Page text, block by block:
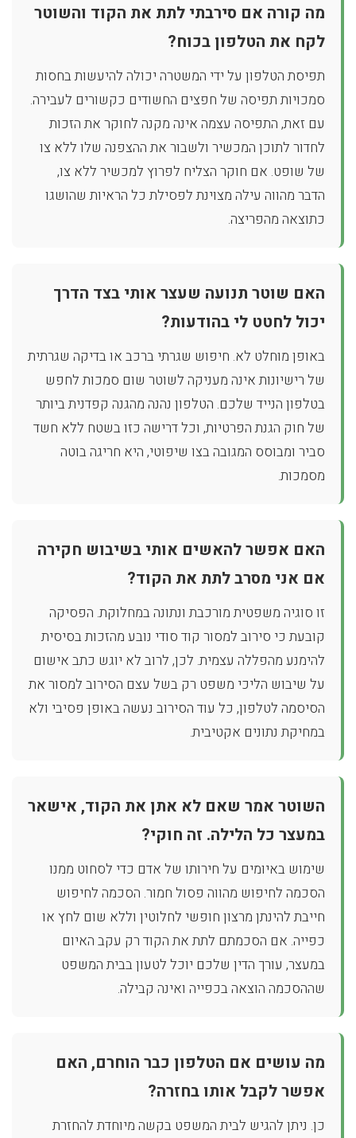
מה קורה אם סירבתי לתת את הקוד והשוטר
לקח את הטלפון בכוח?
תפיסת הטלפון על ידי המשטרה יכולה להיעשות בחסות
סמכויות תפיסה של חפצים החשודים כקשורים לעבירה.
עם זאת, התפיסה עצמה אינה מקנה לחוקר את הזכות
לחדור לתוכן המכשיר ולשבור את ההצפנה שלו ללא צו
של שופט. אם חוקר הצליח לפרוץ למכשיר ללא צו,
הדבר מהווה עילה מצוינת לפסילת כל הראיות שהושגו
כתוצאה מהפריצה.
האם שוטר תנועה שעצר אותי בצד הדרך
יכול לחטט לי בהודעות?
באופן מוחלט לא. חיפוש שגרתי ברכב או בדיקה שגרתית
של רישיונות אינה מעניקה לשוטר שום סמכות לחפש
בטלפון הנייד שלכם. הטלפון נהנה מהגנה קפדנית ביותר
של חוק הגנת הפרטיות, וכל דרישה כזו בשטח ללא חשד
סביר ומבוסס המגובה בצו שיפוטי, היא חריגה בוטה
מסמכות.
האם אפשר להאשים אותי בשיבוש חקירה
אם אני מסרב לתת את הקוד?
זו סוגיה משפטית מורכבת ונתונה במחלוקת. הפסיקה
קובעת כי סירוב למסור קוד סודי נובע מהזכות בסיסית
להימנע מהפללה עצמית. לכן, לרוב לא יוגש כתב אישום
על שיבוש הליכי משפט רק בשל עצם הסירוב למסור את
הסיסמה לטלפון, כל עוד הסירוב נעשה באופן פסיבי ולא
במחיקת נתונים אקטיבית.
השוטר אמר שאם לא אתן את הקוד, אישאר
במעצר כל הלילה. זה חוקי?
שימוש באיומים על חירותו של אדם כדי לסחוט ממנו
הסכמה לחיפוש מהווה פסול חמור. הסכמה לחיפוש
חייבת להינתן מרצון חופשי לחלוטין וללא שום לחץ או
כפייה. אם הסכמתם לתת את הקוד רק עקב האיום
במעצר, עורך הדין שלכם יוכל לטעון בבית המשפט
שההסכמה הוצאה בכפייה ואינה קבילה.
מה עושים אם הטלפון כבר הוחרם, האם
אפשר לקבל אותו בחזרה?
כן. ניתן להגיש לבית המשפט בקשה מיוחדת להחזרת